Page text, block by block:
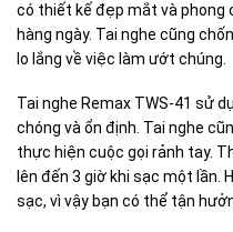
có thiết kế đẹp mắt và phong
hàng ngày. Tai nghe cũng
lo lắng về việc làm ướt chúng.
Tai nghe Remax TWS-41 sử
chóng và ổn định. Tai nghe
thực hiện cuộc gọi rảnh tay.
lên đến 3 giờ khi sạc một lần.
sạc, vì vậy bạn có thể tận